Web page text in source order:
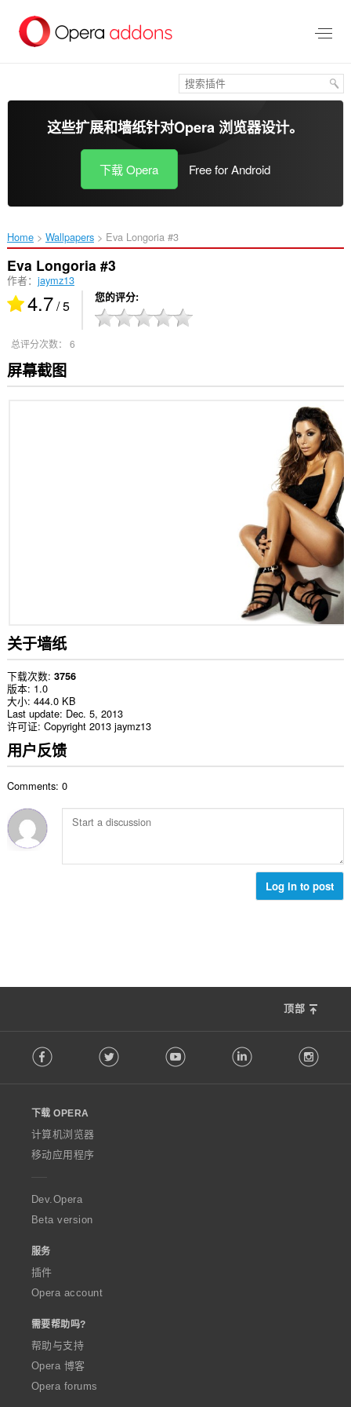
这些扩展和墙纸针对Opera 浏览器设计。
下载 Opera Free for Android
Home Wallpapers Eva Longoria #3‎
Eva Longoria #3
作者： jaymz13
4.7/ 5 您的评分
总评分次数： 6
屏幕截图
关于墙纸
下载次数 3756
版本 1.0
大小 444.0 KB
Last update Dec. 5, 2013
许可证 Copyright 2013 jaymz13
用户反馈
Comments: 0
Log in to post
顶部
o
w
O
p
e
a
Facebook Twitter Youtube LinkedIn
下载 OPERA
计算机浏览器
移动应用程序
Dev.Opera
Beta version
服务
插件
Opera account
需要帮助吗?
帮助与支持
Opera 博客
Opera forums